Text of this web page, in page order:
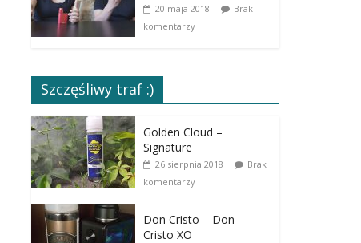
20 maja 2018
Brak
komentarzy
Szczęśliwy traf :)
Golden Cloud –
Signature
26 sierpnia 2018
Brak
komentarzy
Don Cristo – Don
Cristo XO